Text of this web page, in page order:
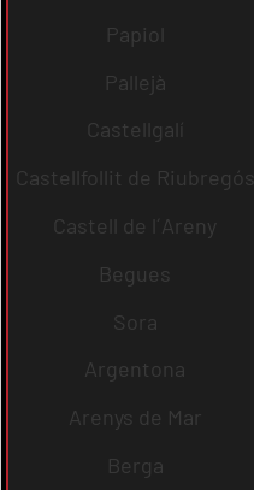
Papiol
Pallejà
Castellgalí
Castellfollit de Riubregós
Castell de l´Areny
Begues
Sora
Argentona
Arenys de Mar
Berga